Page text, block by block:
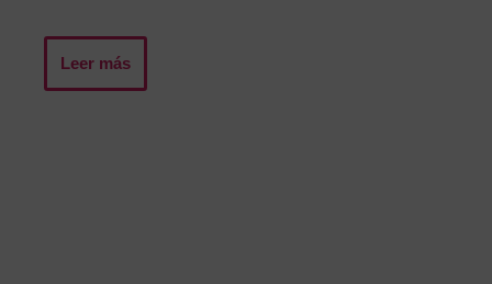
Leer más